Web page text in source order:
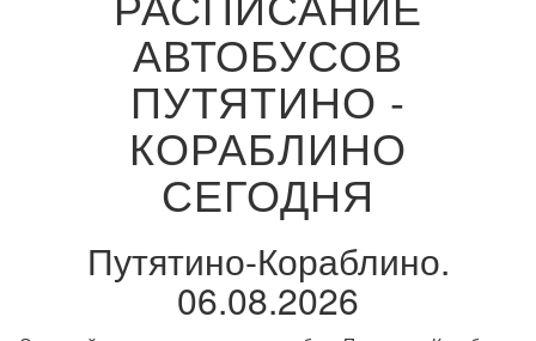
АВТОБУСОВ
ПУТЯТИНО -
КОРАБЛИНО
СЕГОДНЯ
Путятино-Кораблино.
06.08.2026